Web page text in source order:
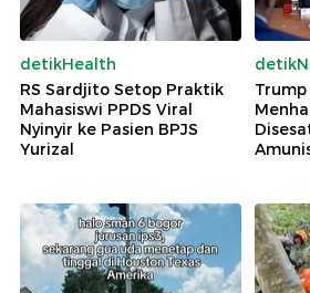
detikHealth
RS Sardjito Setop Praktik
Mahasiswi PPDS Viral
Nyinyir ke Pasien BPJS
Yurizal